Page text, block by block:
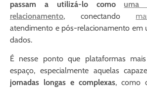
passam a utilizá-lo como uma
relacionamento, conectando
atendimento e pós-relacionamento em
dados.
É nesse ponto que plataformas
espaço, especialmente aquelas
jornadas longas e complexas, como